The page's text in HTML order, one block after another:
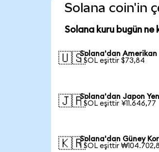
Solana coin'in
Solana kuru bugün ne
🇺🇸Solana'dan Amerikan
1 SOL eşittir $73,84
🇯🇵Solana'dan Japon
1 SOL eşittir ¥11.646,77
🇰🇷Solana'dan Güney
1 SOL eşittir